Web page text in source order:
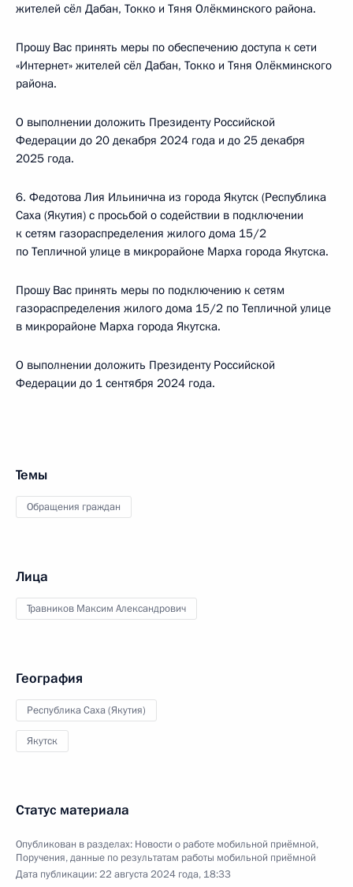
жителей сёл Дабан, Токко и Тяня Олёкминского района.
Прошу Вас принять меры по обеспечению доступа к сети
«Интернет» жителей сёл Дабан, Токко и Тяня Олёкминского
района.
О выполнении доложить Президенту Российской
Федерации до 20 декабря 2024 года и до 25 декабря
2025 года.
6. Федотова Лия Ильинична из города Якутск (Республика
Саха (Якутия) с просьбой о содействии в подключении
к сетям газораспределения жилого дома 15/2
по Тепличной улице в микрорайоне Марха города Якутска.
Прошу Вас принять меры по подключению к сетям
газораспределения жилого дома 15/2 по Тепличной улице
в микрорайоне Марха города Якутска.
О выполнении доложить Президенту Российской
Федерации до 1 сентября 2024 года.
Темы
Обращения граждан
Лица
Травников Максим Александрович
География
Республика Саха (Якутия)
Якутск
Статус материала
Опубликован в разделах: Новости о работе мобильной приёмной,
Поручения, данные по результатам работы мобильной приёмной
Дата публикации:22 августа 2024 года, 18:33